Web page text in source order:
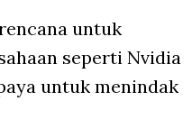
untuk
seperti Nvidia
untuk menindak